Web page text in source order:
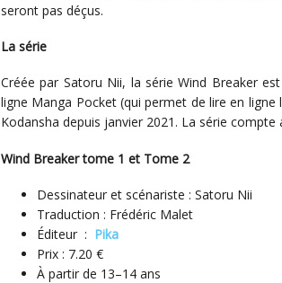
seront pas déçus.
La série
Créée par Satoru Nii, la série Wind Breaker
ligne Manga Pocket (qui permet de lire en
Kodansha depuis janvier 2021. La série
Wind Breaker tome 1 et Tome 2
Dessinateur et scénariste : Satoru Nii
Traduction : Frédéric Malet
Éditeur ‏ : ‎ Pika
Prix : 7.20 €
À partir de 13–14 ans